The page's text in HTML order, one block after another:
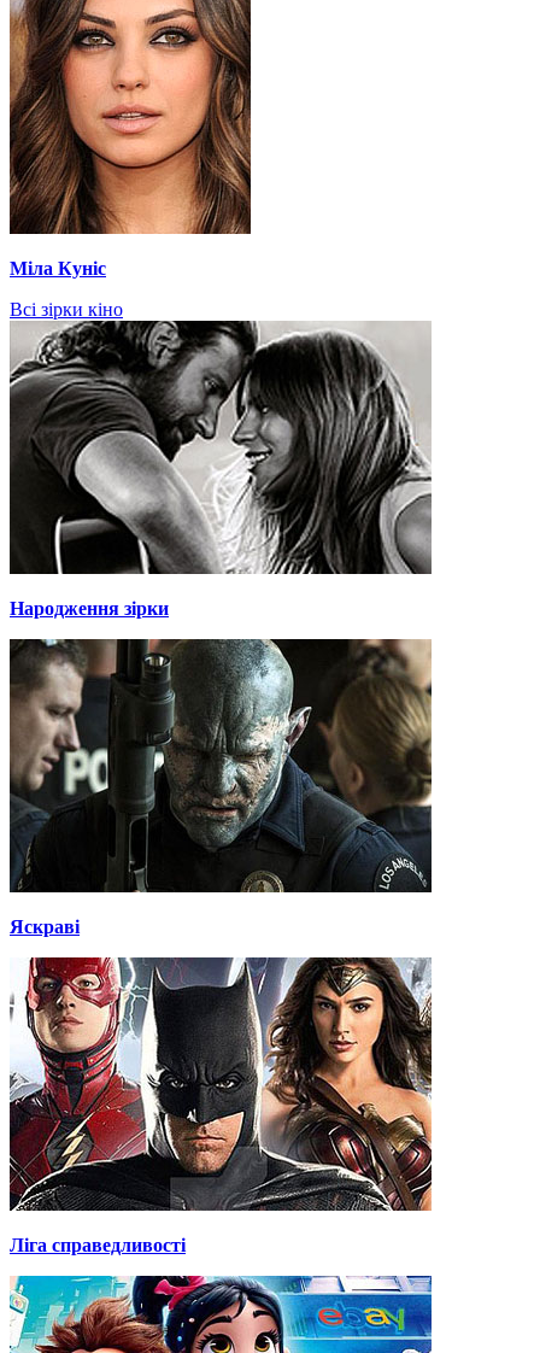
Міла Куніс
Всі зірки кіно
Народження зірки
Яскраві
Ліга справедливості